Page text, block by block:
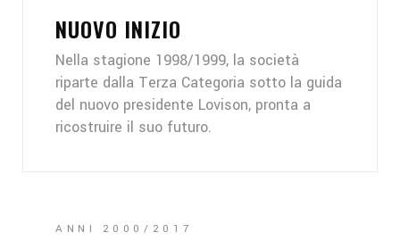
NUOVO INIZIO
Nella stagione 1998/1999, la società
riparte dalla Terza Categoria sotto la guida
del nuovo presidente Lovison, pronta a
ricostruire il suo futuro.
ANNI 2000/2017